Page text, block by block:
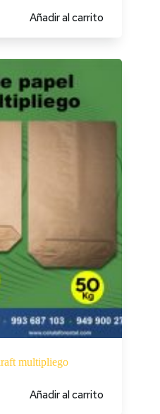
Añadir al carrito
multipliego
Añadir al carrito